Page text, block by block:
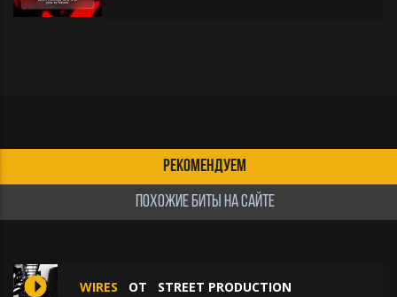
РЕКОМЕНДУЕМ
ПОХОЖИЕ БИТЫ НА САЙТЕ
WIRES ОТ STREET PRODUCTION